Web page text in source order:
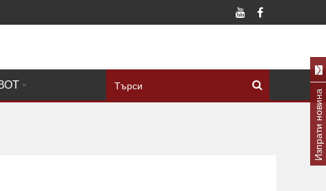
Изпрати новина